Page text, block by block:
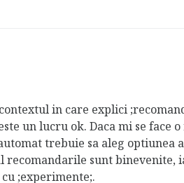
in care explici
un lucru ok. Daca mi se face
trebuie sa aleg optiunea
recomandarile sunt binevenite,
;experimente;.